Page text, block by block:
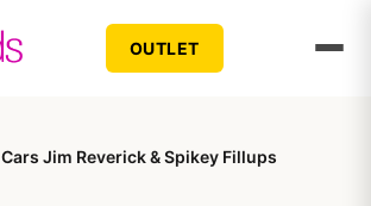
OUTLET
Cars Jim Reverick & Spikey Fillups